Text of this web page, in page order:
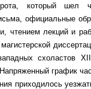
который шел
официальные
чтением лекций и
схоластов
график
приходилось